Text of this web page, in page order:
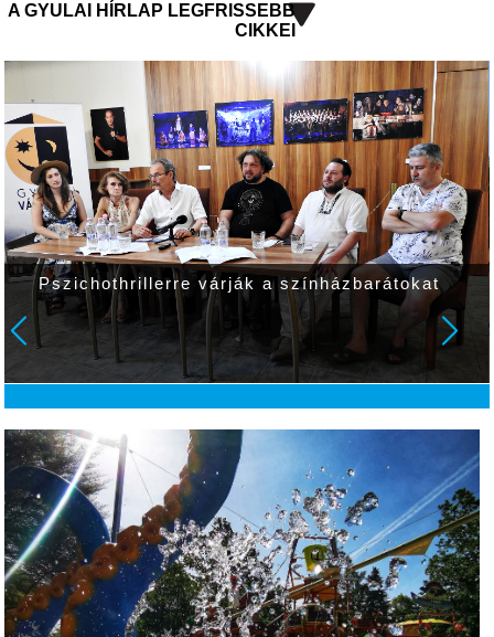
A GYULAI HÍRLAP LEGFRISSEBB
CIKKEI
Pszichothrillerre várják a színházbarátokat